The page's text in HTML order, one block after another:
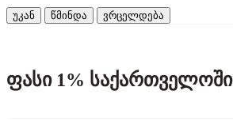
უკან წმინდა ვრცელდება
ფასი 1% საქართველოში